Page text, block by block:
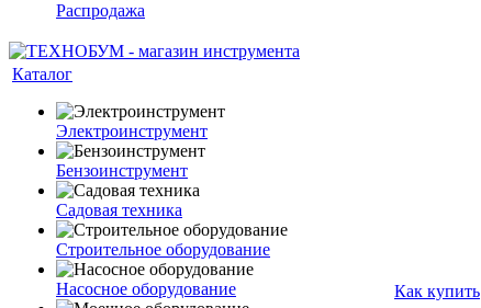
Распродажа
Каталог
Электроинструмент
Бензоинструмент
Садовая техника
Строительное оборудование
Насосное оборудование
Как купить